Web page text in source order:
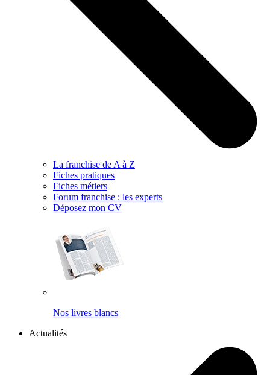
La franchise de A à Z
Fiches pratiques
Fiches métiers
Forum franchise : les experts
Déposez mon CV
Nos livres blancs
Actualités